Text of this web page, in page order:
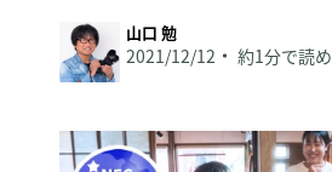
山口 勉
2021/12/12 約1分で読